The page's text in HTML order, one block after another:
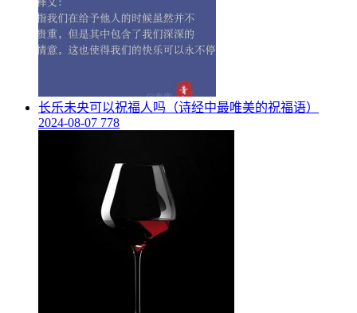
​长乐未央可以祝福人吗（诗经中最唯美的祝福语）
2024-08-07 778